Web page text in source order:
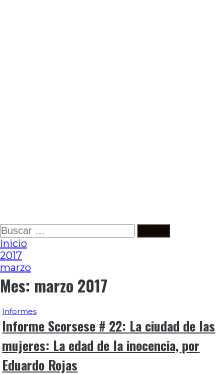
Ir
al
contenido
Buscar:
Inicio
2017
marzo
Mes: marzo 2017
Informes
Informe Scorsese # 22: La ciudad de las
mujeres: La edad de la inocencia, por
Eduardo Rojas